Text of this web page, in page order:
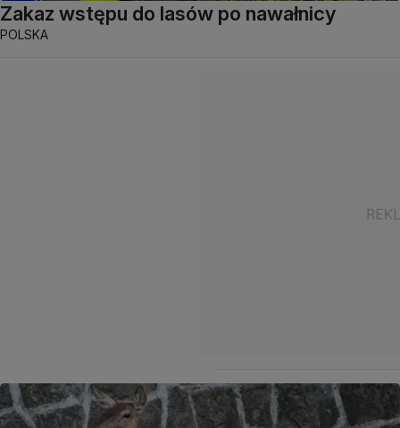
Zakaz wstępu do lasów po nawałnicy
POLSKA